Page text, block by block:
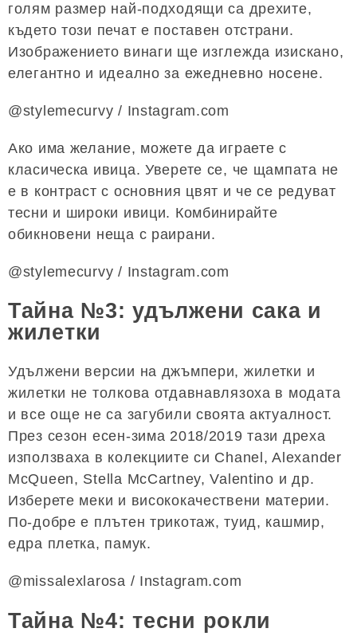
голям размер най-подходящи са дрехите,
където този печат е поставен отстрани.
Изображението винаги ще изглежда изискано,
елегантно и идеално за ежедневно носене.
@stylemecurvy / Instagram.com
Ако има желание, можете да играете с
класическа ивица. Уверете се, че щампата не
е в контраст с основния цвят и че се редуват
тесни и широки ивици. Комбинирайте
обикновени неща с раирани.
@stylemecurvy / Instagram.com
Тайна №3: ​​удължени сака и
жилетки
Удължени версии на джъмпери, жилетки и
жилетки не толкова отдавнавлязоха в модата
и все още не са загубили своята актуалност.
През сезон есен-зима 2018/2019 тази дреха
използваха в колекциите си Chanel, Alexander
McQueen, Stella McCartney, Valentino и др.
Изберете меки и висококачествени материи.
По-добре е плътен трикотаж, туид, кашмир,
едра плетка, памук.
@missalexlarosa / Instagram.com
Тайна №4: тесни рокли